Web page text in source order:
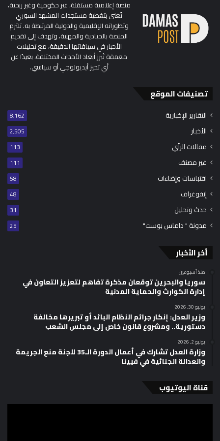
منصة إعلامية مستقلة، غير حكومية وغير ربحية،
تُعنى بتغطية مستجدات المشهد السوري
وتطوراته الإقليمية والدولية المرتبطة به. تلتزم
المنصة بالحيادية والمهنية، وتهدف إلى تقديم
الأخبار في سياقاتها الدقيقة، مع تحليلات
معمقة تُبرز أبعاد الأحداث المختلفة، بعيدًا عن
أي تحيز أيديولوجي أو سياسي.
تصنيفات الموقع
التقارير الإخبارية 8٬162
الأخبار 2٬505
مقالات الرأي 113
غير مصنف 111
اقتباسات وإضاءات 58
إنفوغراف 48
حدث وتحليل 31
مدونة " داماس بوست" 25
أخر الأخبار
منذ أسبوعين
سوريا والبحرين توقعان مذكرة تفاهم لتعزيز التعاون في
إدارة الكوارث والحماية المدنية
يونيو 30, 2026
وزير العدل: إنكار جرائم النظام البائد أو تبريرها مخالفة
دستورية.. ومشروع قانون خاص إلى مجلس الشعب
يونيو 2, 2026
وزارة العدل تشارك في أعمال الدورة الـ35 للجنة منع الجريمة
والعدالة الجنائية في فيينا
قناة اليوتيوب